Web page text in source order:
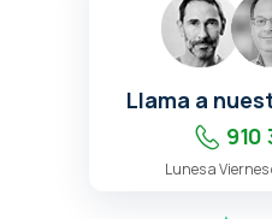
Llama a
910
Lunes a Viernes